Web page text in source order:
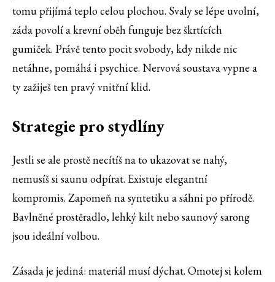
tomu přijímá teplo celou plochou. Svaly se lépe uvolní,
záda povolí a krevní oběh funguje bez škrtících
gumiček. Právě tento pocit svobody, kdy nikde nic
netáhne, pomáhá i psychice. Nervová soustava vypne a
ty zažiješ ten pravý vnitřní klid.
Strategie pro stydlíny
Jestli se ale prostě necítíš na to ukazovat se nahý,
nemusíš si saunu odpírat. Existuje elegantní
kompromis. Zapomeň na syntetiku a sáhni po přírodě.
Bavlněné prostěradlo, lehký kilt nebo saunový sarong
jsou ideální volbou.
Zásada je jediná: materiál musí dýchat. Omotej si kolem